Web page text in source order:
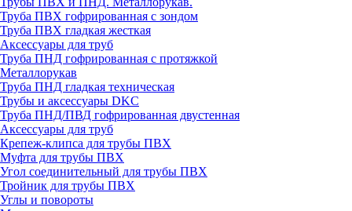
Труба ПВХ гофрированная с зондом
Труба ПВХ гладкая жесткая
Аксессуары для труб
Труба ПНД гофрированная с протяжкой
Металлорукав
Труба ПНД гладкая техническая
Трубы и аксессуары DKC
Труба ПНД/ПВД гофрированная двустенная
Аксессуары для труб
Крепеж-клипса для трубы ПВХ
Муфта для трубы ПВХ
Угол соединительный для трубы ПВХ
Тройник для трубы ПВХ
Углы и повороты